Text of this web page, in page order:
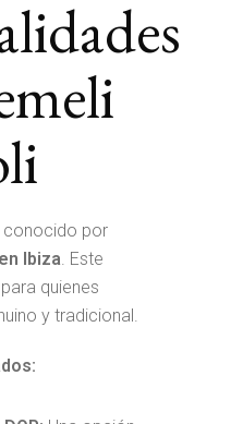
conocido por
Ibiza . Este
quienes
y tradicional.